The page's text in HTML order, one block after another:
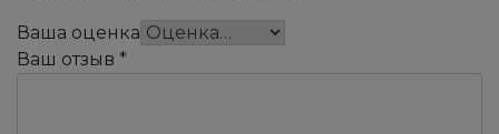
Ваша оценка
Ваш отзыв *